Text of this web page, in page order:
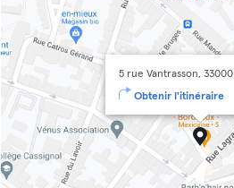
5 rue Vantrasson,
Obtenir l'itinéraire